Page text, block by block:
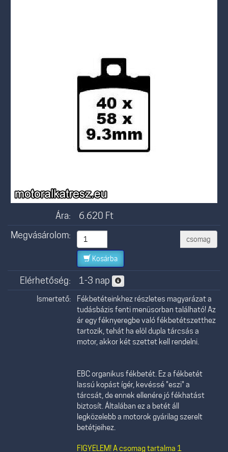
Ára: 6.620 Ft
Megvásárolom:
csomag
Kosárba
Elérhetőség: 1-3 nap
Ismertető:
Fékbetéteinkhez részletes magyarázat a
tudásbázis fenti menüsorban található! Az
ár egy féknyeregbe való fékbetétszetthez
tartozik, tehát ha elöl dupla tárcsás a
motor, akkor két szettet kell rendelni.
EBC organikus fékbetét. Ez a fékbetét
lassú kopást ígér, kevéssé "eszi" a
tárcsát, de ennek ellenére jó fékhatást
biztosít. Általában ez a betét áll
legközelebb a motorok gyárilag szerelt
betétjeihez.
FIGYELEM! A csomag tartalma 1